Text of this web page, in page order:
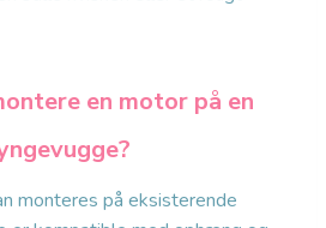
en motor på en
monteres på eksisterende